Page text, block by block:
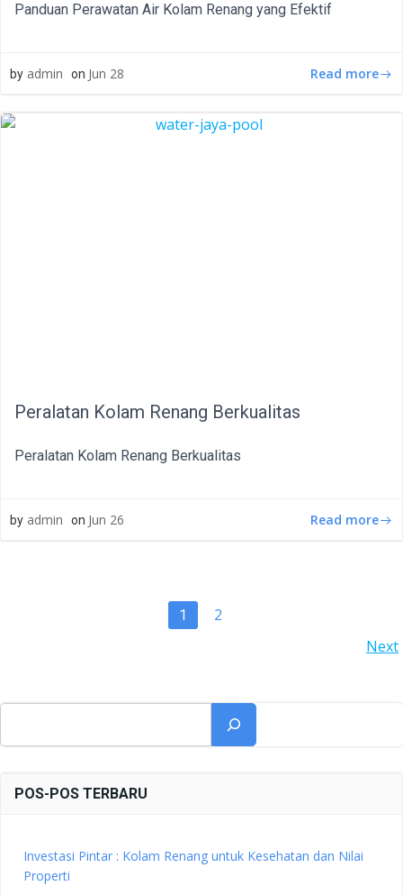
Panduan Perawatan Air Kolam Renang yang Efektif
by admin on Jun 28 Read more
Peralatan Kolam Renang Berkualitas
Peralatan Kolam Renang Berkualitas
by admin on Jun 26 Read more
Page
1 Page
2
NAVIGATION
Next
POS-POS TERBARU
Investasi Pintar : Kolam Renang untuk Kesehatan dan Nilai
Properti